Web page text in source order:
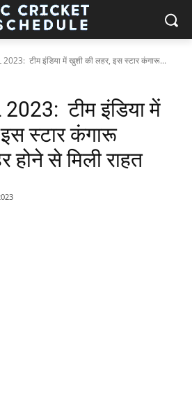
टीम इंडिया में खुशी की लहर, इस स्टार कंगारू...
टीम इंडिया में
स्टार कंगारू
होने से मिली राहत